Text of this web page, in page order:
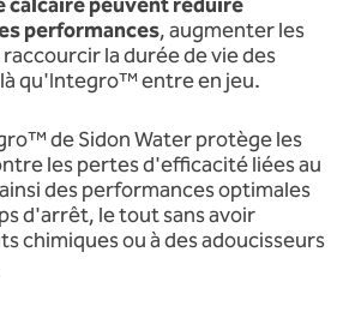
performances, augmenter les
la durée de vie des
qu'Integro™ entre en jeu.
de Sidon Water protège les
les pertes d'efficacité liées au
des performances optimales
d'arrêt, le tout sans avoir
chimiques ou à des adoucisseurs